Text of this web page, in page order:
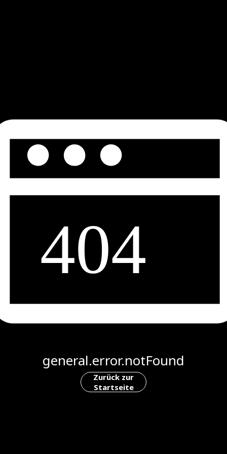
general.error.notFound
Zurück zur
Startseite